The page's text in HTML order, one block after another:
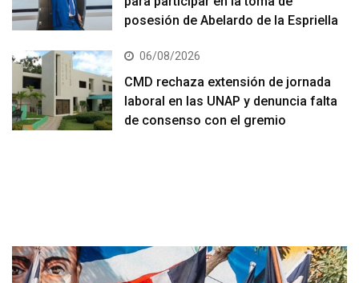
posesión de Abelardo de la Espriella
06/08/2026
CMD rechaza extensión de jornada
laboral en las UNAP y denuncia falta
de consenso con el gremio